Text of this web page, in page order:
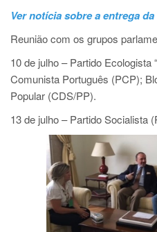
Ver notícia sobre a entrega
Reunião com os grupos
10 de julho – Partido Ecologista
Comunista Português (PCP);
Popular (CDS/PP).
13 de julho – Partido Socialista